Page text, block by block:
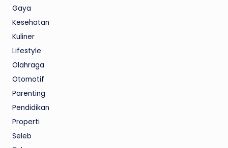
Gaya
Kesehatan
Kuliner
Lifestyle
Olahraga
Otomotif
Parenting
Pendidikan
Properti
Seleb